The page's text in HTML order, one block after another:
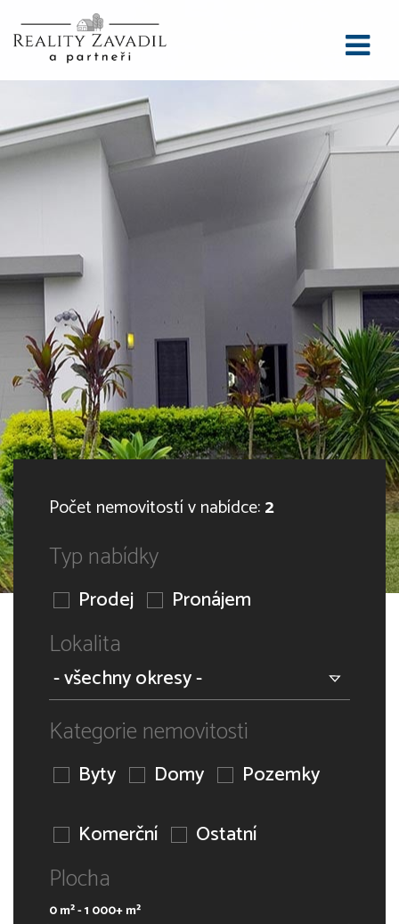
Počet nemovitostí v nabídce:2
Typ nabídky
Prodej Pronájem
Lokalita
Kategorie nemovitosti
Byty Domy
Pozemky
Komerční
Ostatní
Plocha
0m² -1 000+m²